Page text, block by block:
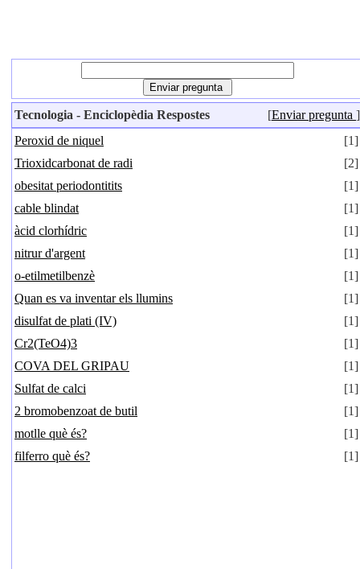
Tecnologia - Enciclopèdia Respostes [Enviar pregunta ]
Peroxid de niquel
[1]
Trioxidcarbonat de radi
[2]
obesitat periodontitits
[1]
cable blindat
[1]
àcid clorhídric
[1]
nitrur d'argent
[1]
o-etilmetilbenzè
[1]
Quan es va inventar els llumins
[1]
disulfat de plati (IV)
[1]
Cr2(TeO4)3
[1]
COVA DEL GRIPAU
[1]
Sulfat de calci
[1]
2 bromobenzoat de butil
[1]
motlle què és?
[1]
filferro què és?
[1]